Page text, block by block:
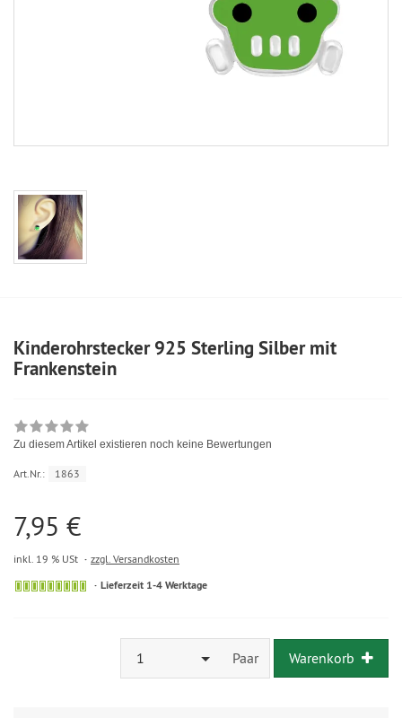
Kinderohrstecker 925 Sterling Silber mit
Frankenstein
Zu diesem Artikel existieren noch keine Bewertungen
Art.Nr.: 1863
7,95 €
inkl. 19 % USt zzgl. Versandkosten
Lieferzeit 1-4 Werktage
1 Paar Warenkorb